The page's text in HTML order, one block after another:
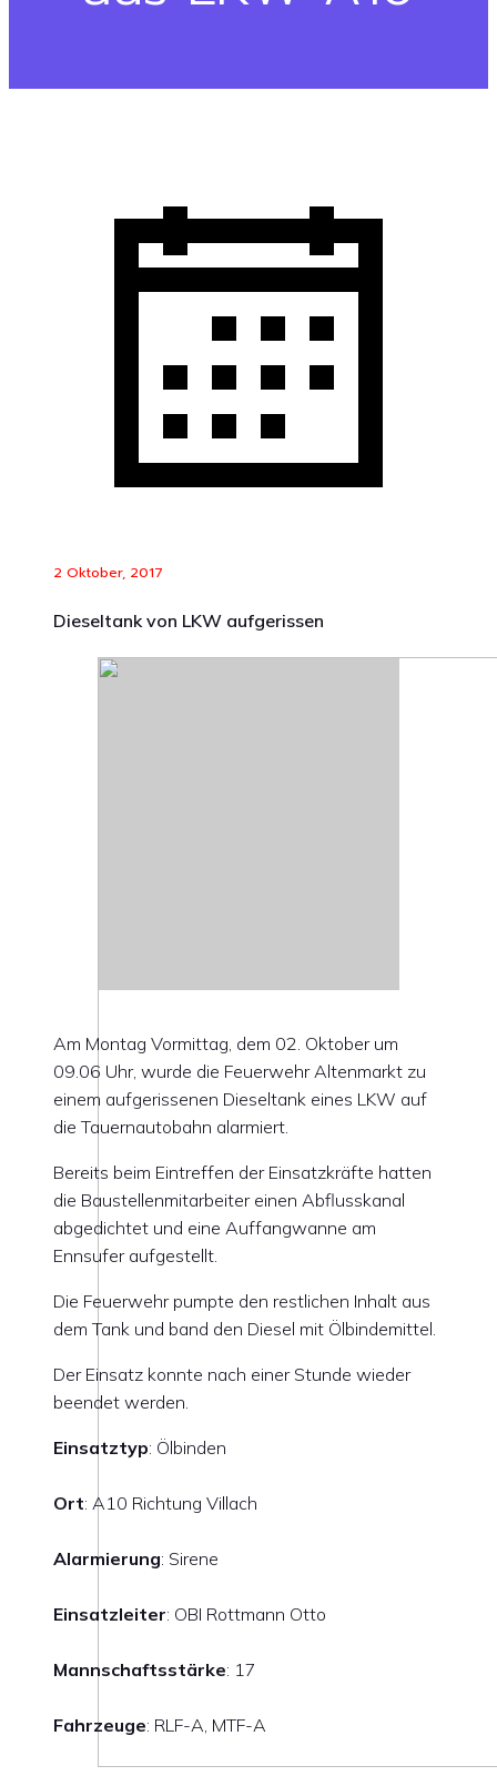
2 Oktober, 2017
Dieseltank von LKW aufgerissen
Am Montag Vormittag, dem 02. Oktober um
09.06 Uhr, wurde die Feuerwehr Altenmarkt zu
einem aufgerissenen Dieseltank eines LKW auf
die Tauernautobahn alarmiert.
Bereits beim Eintreffen der Einsatzkräfte hatten
die Baustellenmitarbeiter einen Abflusskanal
abgedichtet und eine Auffangwanne am
Ennsufer aufgestellt.
Die Feuerwehr pumpte den restlichen Inhalt aus
dem Tank und band den Diesel mit Ölbindemittel.
Der Einsatz konnte nach einer Stunde wieder
beendet werden.
Einsatztyp: Ölbinden
Ort: A10 Richtung Villach
Alarmierung: Sirene
Einsatzleiter: OBI Rottmann Otto
Mannschaftsstärke: 17
Fahrzeuge: RLF-A, MTF-A